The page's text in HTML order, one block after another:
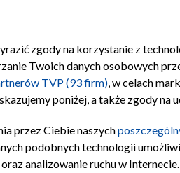
TVP Polityka prywatności
zgody na korzystanie z
Twoich danych osobowych
TVP (93 firm), w celach
poniżej, a także zgody
przez Ciebie naszych
podobnych technologii
analizowanie ruchu w Internecie.